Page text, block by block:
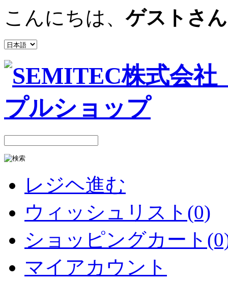
こんにちは、ゲストさん
レジヘ進む
ウィッシュリスト(0)
ショッピングカート
マイアカウント